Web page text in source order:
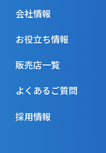
会社情報
お役立ち情報
販売店一覧
よくあるご質問
採用情報